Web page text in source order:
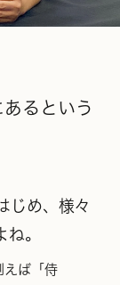
るという
じめ、様々
。
えば「侍